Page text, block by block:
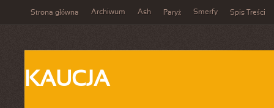
Strona główna Archiwum Ash Paryż Smerfy Spis Treści
KAUCJA